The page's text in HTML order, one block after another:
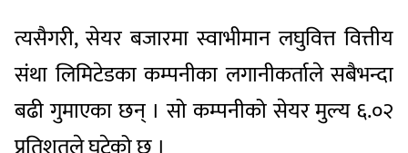
त्यसैगरी, सेयर बजारमा स्वाभीमान लघुवित्त वित्तीय
संथा लिमिटेडका कम्पनीका लगानीकर्ताले सबैभन्दा
बढी गुमाएका छन् । सो कम्पनीको सेयर मुल्य ६.०२